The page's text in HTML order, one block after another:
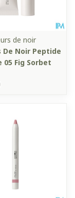
de noir
De Noir Peptide
05 Fig Sorbet